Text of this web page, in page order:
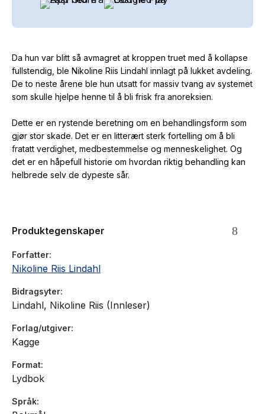
Da hun var blitt så avmagret at kroppen truet med å kollapse
fullstendig, ble Nikoline Riis Lindahl innlagt på lukket avdeling.
De to neste årene ble hun utsatt for massiv tvang av systemet
som skulle hjelpe henne til å bli frisk fra anoreksien.
Dette er en rystende beretning om en behandlingsform som
gjør stor skade. Det er en litterært sterk fortelling om å bli
fratatt verdighet, medbestemmelse og menneskelighet. Og
det er en håpefull historie om hvordan riktig behandling kan
helbrede selv de dypeste sår.
Produktegenskaper
Forfatter
Nikoline Riis Lindahl
Bidragsyter
Lindahl, Nikoline Riis (Innleser)
Forlag/utgiver
Kagge
Format
Lydbok
Språk